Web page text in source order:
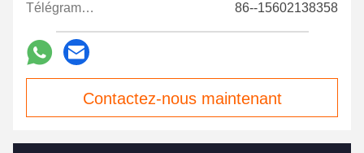
Télégramme: 86--15602138358
Contactez-nous maintenant